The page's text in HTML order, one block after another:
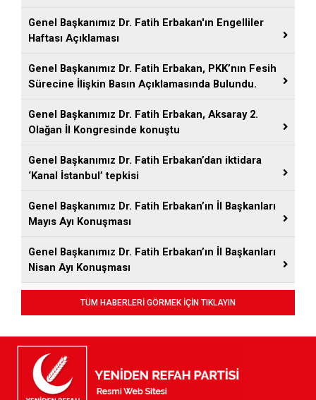
Genel Başkanımız Dr. Fatih Erbakan'ın Engelliler
Haftası Açıklaması
Genel Başkanımız Dr. Fatih Erbakan, PKK’nın Fesih
Sürecine İlişkin Basın Açıklamasında Bulundu.
Genel Başkanımız Dr. Fatih Erbakan, Aksaray 2.
Olağan İl Kongresinde konuştu
Genel Başkanımız Dr. Fatih Erbakan’dan iktidara
‘Kanal İstanbul’ tepkisi
Genel Başkanımız Dr. Fatih Erbakan’ın İl Başkanları
Mayıs Ayı Konuşması
Genel Başkanımız Dr. Fatih Erbakan’ın İl Başkanları
Nisan Ayı Konuşması
TÜM HABERLERİ GÖRMEK İÇİN TIKLAYIN